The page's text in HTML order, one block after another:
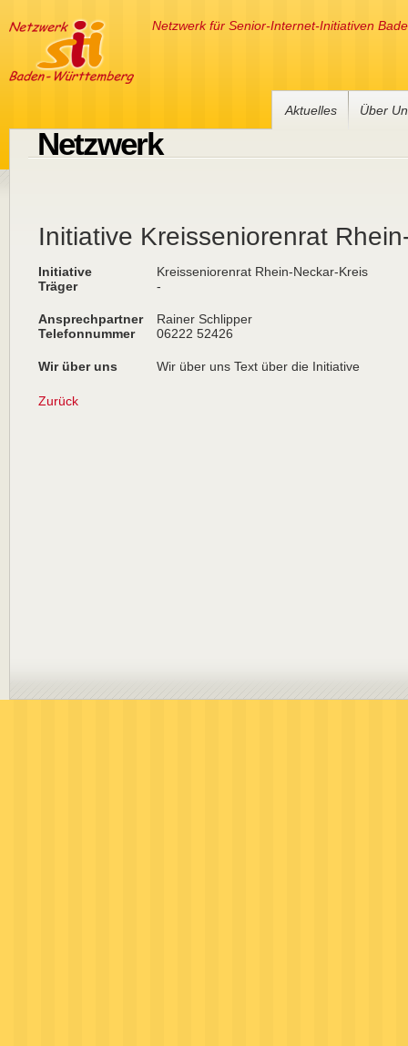
Netzwerk für Senior-Internet-Initiativen
Aktuelles Über
Netzwerk
Initiative Kreisseniorenrat
Initiative
Kreisseniorenrat Rhein-Neckar-Kreis
Träger
-
Ansprechpartner
Rainer Schlipper
Telefonnummer
06222 52426
Wir über uns Wir über uns Text über die Initiative
Zurück